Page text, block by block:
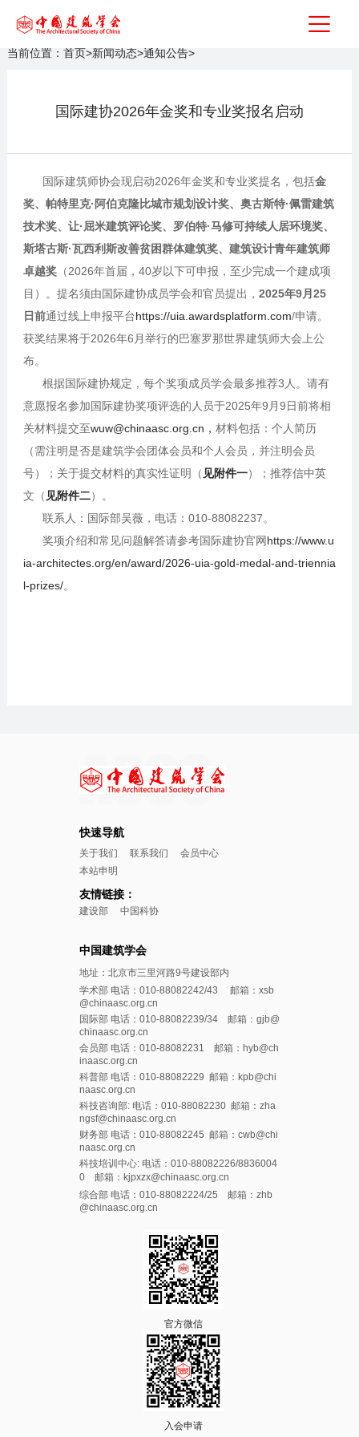
当前位置： 首页>新闻动态>通知公告>
国际建协2026年金奖和专业奖报名启动
国际建筑师协会现启动2026年金奖和专业奖提名，包括金
奖、帕特里克·阿伯克隆比城市规划设计奖、奥古斯特·佩雷建筑
技术奖、让·屈米建筑评论奖、罗伯特·马修可持续人居环境奖、
斯塔古斯·瓦西利斯改善贫困群体建筑奖、建筑设计青年建筑师
卓越奖（2026年首届，40岁以下可申报，至少完成一个建成项
目）。提名须由国际建协成员学会和官员提出， 2025年9月25
日前通过线上申报平台https://uia.awardsplatform.com/申请。
获奖结果将于2026年6月举行的巴塞罗那世界建筑师大会上公
布。
根据国际建协规定，每个奖项成员学会最多推荐3人。请有
意愿报名参加国际建协奖项评选的人员于2025年9月9日前将相
关材料提交至wuw@chinaasc.org.cn， 材料包括：个人简历
（需注明是否是建筑学会团体会员和个人会员，并注明会员
号）；关于提交材料的真实性证明（ 见附件一）；推荐信中英
文（ 见附件二）。
联系人：国际部吴薇，电话：010-88082237。
奖项介绍和常见问题解答请参考国际建协官网https://www.u
ia-architectes.org/en/award/2026-uia-gold-medal-and-triennia
l-prizes/。
快速导航
关于我们 联系我们
会员中心
本站申明
友情链接：
建设部 中国科协
中国建筑学会
地址：北京市三里河路9号建设部内
学术部 电话：010-88082242/43 邮箱：xsb
@chinaasc.org.cn
国际部 电话：010-88082239/34 邮箱：gjb@
chinaasc.org.cn
会员部 电话：010-88082231 邮箱：hyb@ch
inaasc.org.cn
科普部 电话：010-88082229 邮箱：kpb@chi
naasc.org.cn
科技咨询部: 电话：010-88082230 邮箱：zha
ngsf@chinaasc.org.cn
财务部 电话：010-88082245 邮箱：cwb@chi
naasc.org.cn
科技培训中心: 电话：010-88082226/8836004
0 邮箱：kjpxzx@chinaasc.org.cn
综合部 电话：010-88082224/25 邮箱：zhb
@chinaasc.org.cn
官方微信
入会申请